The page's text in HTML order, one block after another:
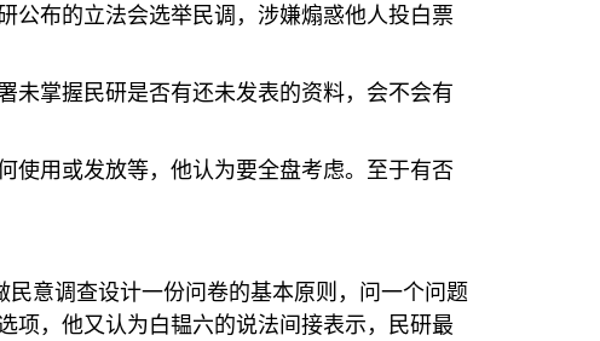
公布的立法会选举民调，涉嫌煽惑他人投白票
未掌握民研是否有还未发表的资料，会不会有
使用或发放等，他认为要全盘考虑。至于有否
意调查设计一份问卷的基本原则，问一个问题
项，他又认为白韫六的说法间接表示，民研最